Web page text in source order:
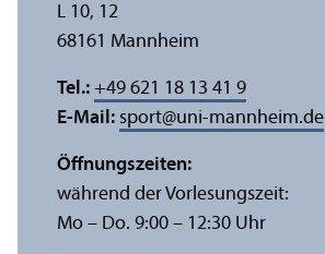
L 10, 12
68161 Mannheim
Tel.: +49 621 18 13 41 9
E-Mail: sport@uni-mannheim.de
Öffnungs­zeiten:
während der Vorlesungs­zeit:
Mo – Do. 9:00 – 12:30 Uhr